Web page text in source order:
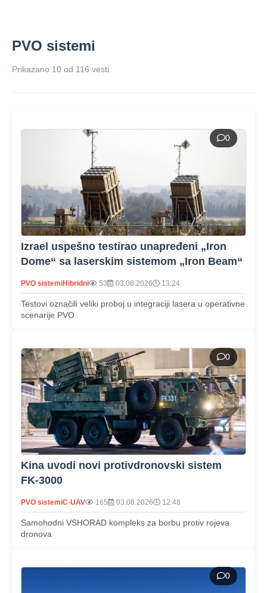
PVO sistemi
Prikazano 10 od 116 vesti
0
Izrael uspešno testirao unapređeni „Iron
Dome“ sa laserskim sistemom „Iron Beam“
PVO sistemiHibridni 53 03.08.2026 13:24
Testovi označili veliki proboj u integraciji lasera u operativne
scenarije PVO
0
Kina uvodi novi protivdronovski sistem
FK‑3000
PVO sistemiC-UAV 165 03.08.2026 12:48
Samohodni VSHORAD kompleks za borbu protiv rojeva
dronova
0